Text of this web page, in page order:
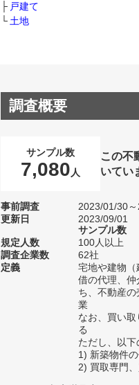
戸建て
土地
調査概要
サンプル数
7,080 人
この不
いてい
事前調査
2023/01/30
更新日
2023/09/01
サンプル数
規定人数
100人以上
調査企業数
62社
定義
宅地や建物
借の代理、仲
ち、不動産
業
なお、買い
る
ただし、以
1) 新築物件
2) 買取専門